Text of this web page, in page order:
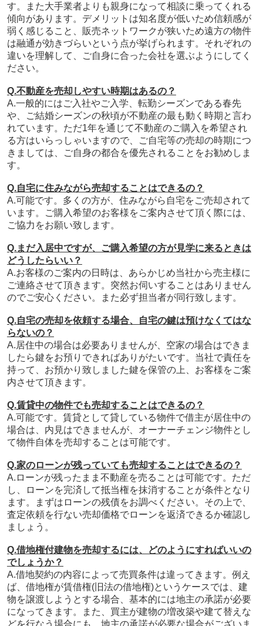
す。また大手業者よりも親身になって相談に乗ってくれる
傾向があります。デメリットは知名度が低いため信頼感が
弱く感じること、販売ネットワークが狭いため遠方の物件
は融通が効きづらいという点が挙げられます。それぞれの
違いを理解して、ご自身に合った会社を選ぶようにしてく
ださい。
Q.不動産を売却しやすい時期はあるの？
A.一般的にはご入社やご入学、転勤シーズンである春先
や、
ご結婚シーズンの秋頃が不動産の最も動く時期と言わ
れています。ただ1年を通じて不動産のご購入を希望され
る方はいらっしゃいますので、ご自宅等の売却の時期につ
きましては、ご自身の都合を優先されることをお勧めしま
す。
Q.自宅に住みながら売却することはできるの？
A.可能です。多くの方が、住みながら自宅をご売却されて
います。ご購入希望のお客様をご案内させて頂く際には、
ご協力をお願い致します。
Q.まだ入居中ですが、ご購入希望の方が見学に来るときは
どうしたらいい？
A.お客様のご案内の日時は、あらかじめ当社から売主様に
ご連絡させて頂きます。突然お伺いすることはありません
のでご安心ください。また必ず担当者が同行致します。
Q.自宅の売却を依頼する場合、自宅の鍵は預けなくてはな
らないの？
A.居住中の場合は必要ありませんが、空家の場合はできま
したら鍵をお預りできればありがたいです。当社で責任を
持って、お預かり致しました鍵を保管の上、お客様をご案
内させて頂きます。
Q.賃貸中の物件でも売却することはできるの？
A.可能です。 賃貸として貸している物件で借主が居住中の
場合は、内見はできませんが、オーナーチェンジ物件とし
て物件自体を売却することは可能です。
Q.家のローンが残っていても売却することはできるの？
A.ローンが残ったまま不動産を売ることは可能です。ただ
し、ローンを完済して抵当権を抹消することが条件となり
ます。まずはローンの残債をお調べください。その上で、
査定依頼を行ない売却価格でローンを返済できるか確認し
ましょう。
Q.借地権付建物を売却するには、どのようにすればいいの
でしょうか？
A.借地契約の内容によって売買条件は違ってきます。例え
ば、借地権が賃借権(旧法の借地権)というケースでは、建
物を譲渡しようとする場合、基本的には地主の承諾が必要
になってきます。また、買主が建物の増改築や建て替えな
どを行なう場合にも、地主の承諾が必要な場合がございま